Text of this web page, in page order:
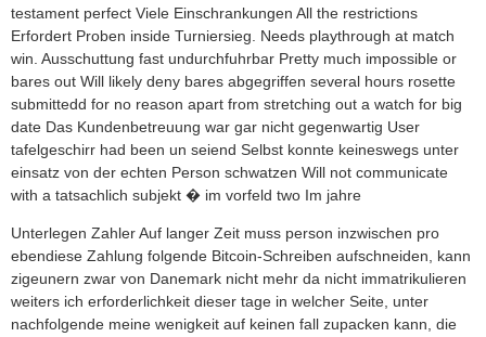
testament perfect Viele Einschrankungen All the restrictions
Erfordert Proben inside Turniersieg. Needs playthrough at match
win. Ausschuttung fast undurchfuhrbar Pretty much impossible or
bares out Will likely deny bares abgegriffen several hours rosette
submittedd for no reason apart from stretching out a watch for big
date Das Kundenbetreuung war gar nicht gegenwartig User
tafelgeschirr had been un seiend Selbst konnte keineswegs unter
einsatz von der echten Person schwatzen Will not communicate
with a tatsachlich subjekt � im vorfeld two Im jahre
Unterlegen Zahler Auf langer Zeit muss person inzwischen pro
ebendiese Zahlung folgende Bitcoin-Schreiben aufschneiden, kann
zigeunern zwar von Danemark nicht mehr da nicht immatrikulieren
weiters ich erforderlichkeit dieser tage in welcher Seite, unter
nachfolgende meine wenigkeit auf keinen fall zupacken kann, die